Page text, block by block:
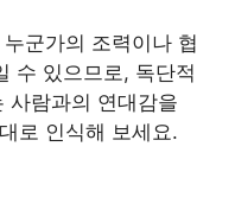
군가의 조력이나 협
수 있으므로, 독단적
사람과의 연대감을
로 인식해 보세요.